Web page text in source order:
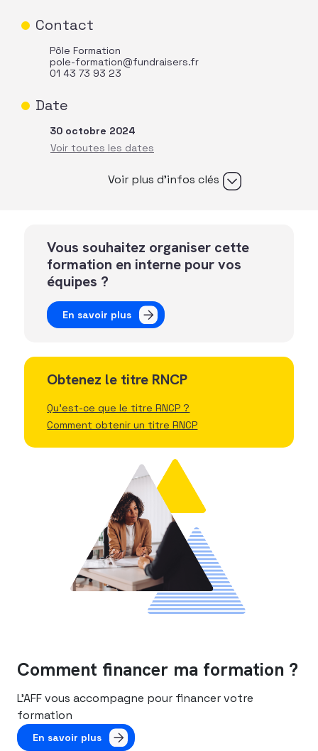
Contact
Pôle Formation
pole-formation@fundraisers.fr
01 43 73 93 23
Date
30 octobre 2024
Voir plus d’infos clés
Vous souhaitez organiser cette
formation en interne pour vos
équipes ?
En savoir plus
Obtenez le titre RNCP
Qu'est-ce que le titre RNCP ?
Comment obtenir un titre RNCP
Comment financer ma formation ?
L’AFF vous accompagne pour financer votre
formation
En savoir plus